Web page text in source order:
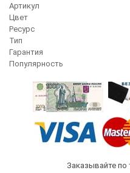
Артикул
Цвет
Ресурс
Тип
Гарантия
Популярность
Заказывайте по